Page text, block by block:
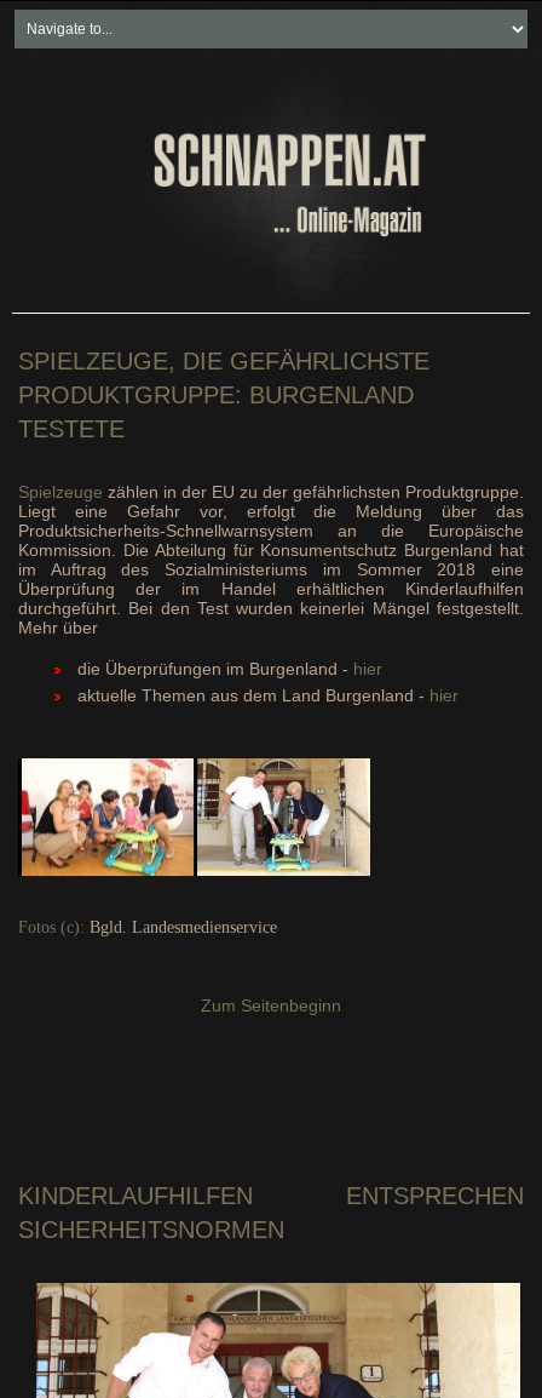
Neueste Beiträge
Soziales & Projekte
SPIELZEUGE, DIE GEFÄHRLICHSTE
PRODUKTGRUPPE: BURGENLAND
TESTETE
Spielzeuge zählen in der EU zu der gefährlichsten Produktgruppe.
Liegt eine Gefahr vor, erfolgt die Meldung über das
Produktsicherheits-Schnellwarnsystem an die Europäische
Kommission. Die Abteilung für Konsumentschutz Burgenland hat
im Auftrag des Sozialministeriums im Sommer 2018 eine
Überprüfung der im Handel erhältlichen Kinderlaufhilfen
durchgeführt. Bei den Test wurden keinerlei Mängel festgestellt.
Mehr über
die Überprüfungen im Burgenland - hier
aktuelle Themen aus dem Land Burgenland - hier
Fotos (c): Bgld. Landesmedienservice
Zum Seitenbeginn
KINDERLAUFHILFEN ENTSPRECHEN
SICHERHEITSNORMEN